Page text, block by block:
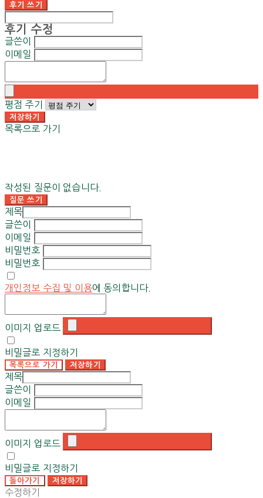
후기 쓰기
후기 수정
글쓴이
이메일
평점 주기
저장하기
목록으로 가기
작성된 질문이 없습니다.
질문 쓰기
제목
글쓴이
이메일
비밀번호
비밀번호
개인정보 수집 및 이용에 동의합니다.
이미지 업로드
비밀글로 지정하기
목록으로 가기 저장하기
제목
글쓴이
이메일
이미지 업로드
비밀글로 지정하기
돌아가기 저장하기
수정하기